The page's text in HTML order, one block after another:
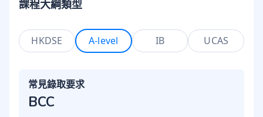
課程大綱類型
HKDSE A-level IB UCAS
常見錄取要求
BCC